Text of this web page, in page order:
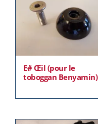
E# Œil (pour le
toboggan Benyamin)